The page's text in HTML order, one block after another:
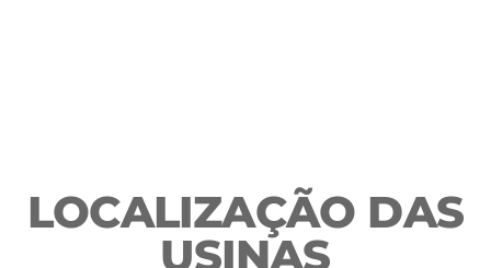
LOCALIZAÇÃO DAS
USINAS